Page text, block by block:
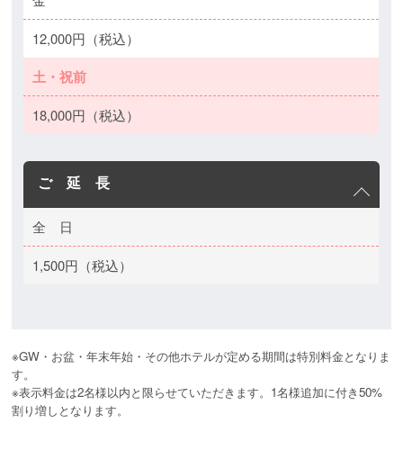
12,000円（税込）
土・祝前
18,000円（税込）
ご 延 長
全 日
1,500円（税込）
※GW・お盆・年末年始・その他ホテルが定める期間は特別料金となりま
す。
※表示料金は2名様以内と限らせていただきます。1名様追加に付き50%
割り増しとなります。